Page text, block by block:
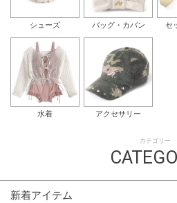
シューズ バッグ・カバン セ
水着 アクセサリー
カテゴリー
新着アイテム